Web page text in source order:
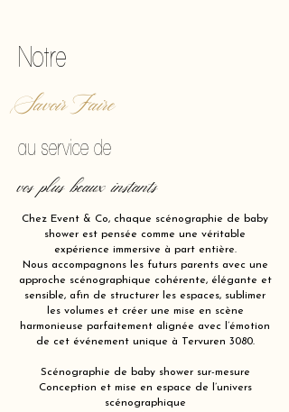
Notre
Savoir Faire
au service de
vos plus beaux instants
Chez Event & Co, chaque scénographie de baby
shower est pensée comme une véritable
expérience immersive à part entière.
Nous accompagnons les futurs parents avec une
approche scénographique cohérente, élégante et
sensible, afin de structurer les espaces, sublimer
les volumes et créer une mise en scène
harmonieuse parfaitement alignée avec l’émotion
de cet événement unique à Tervuren 3080.
Scénographie de baby shower sur-mesure
Conception et mise en espace de l’univers
scénographique